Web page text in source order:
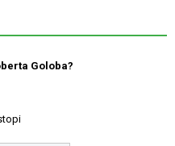
Goloba?